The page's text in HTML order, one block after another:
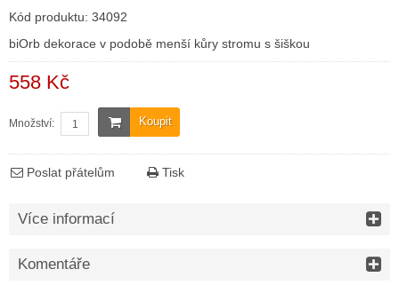
Kód produktu: 34092
biOrb dekorace v podobě menší kůry stromu s šiškou
558 Kč
Koupit
Množství:
Poslat přátelům Tisk
Více informací
Komentáře